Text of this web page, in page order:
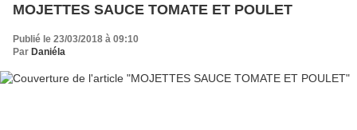
MOJETTES SAUCE TOMATE ET POULET
Publié le 23/03/2018 à 09:10
Par Daniéla